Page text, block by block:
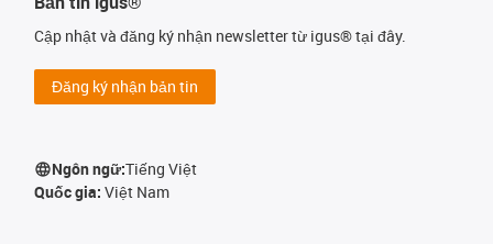
Cập nhật và đăng ký nhận newsletter từ igus® tại đây.
Đăng ký nhận bản tin
Ngôn ngữ:Tiếng Việt
Quốc gia: Việt Nam